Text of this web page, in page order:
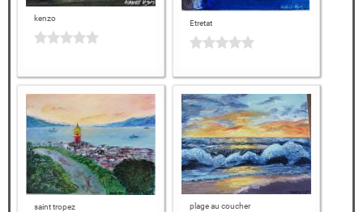
kenzo
Etretat
saint tropez plage au coucher